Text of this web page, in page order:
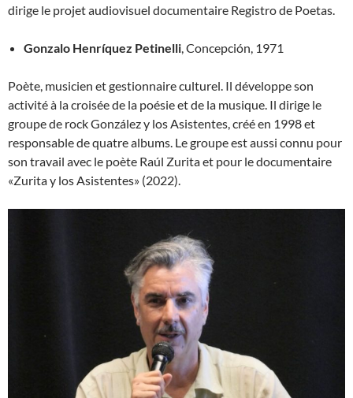
dirige le projet audiovisuel documentaire Registro de Poetas.
Gonzalo Henríquez Petinelli, Concepción, 1971
Poète, musicien et gestionnaire culturel. Il développe son
activité à la croisée de la poésie et de la musique. Il dirige le
groupe de rock González y los Asistentes, créé en 1998 et
responsable de quatre albums. Le groupe est aussi connu pour
son travail avec le poète Raúl Zurita et pour le documentaire
«Zurita y los Asistentes» (2022).